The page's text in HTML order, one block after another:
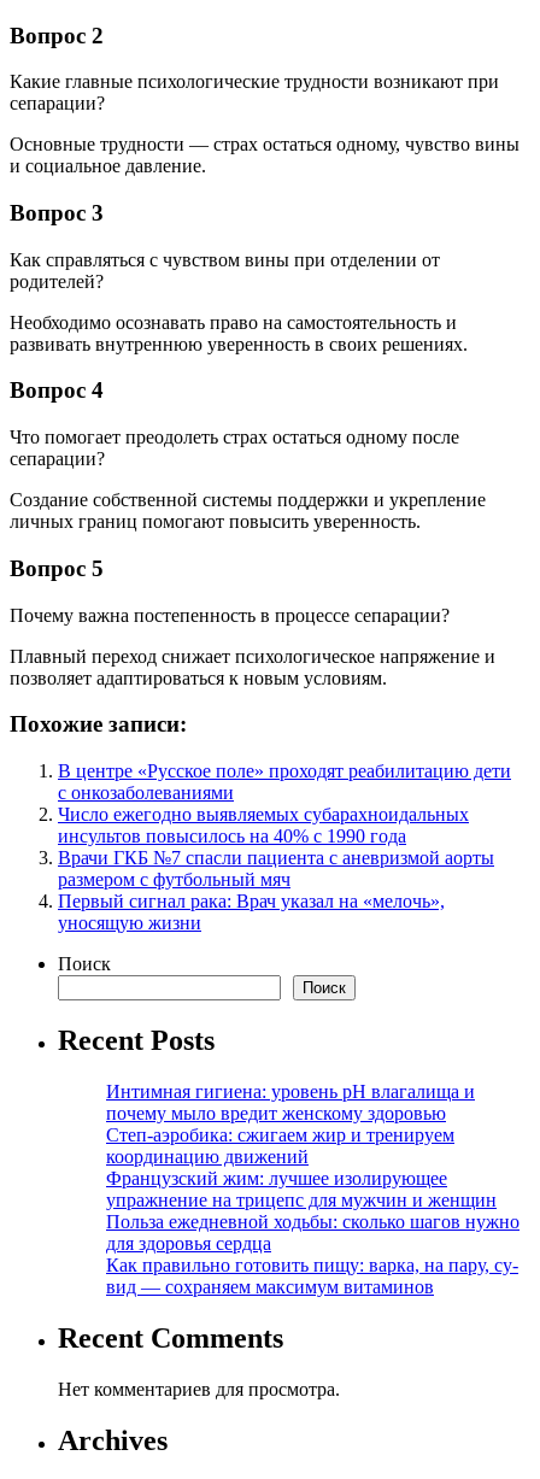
Вопрос 2
Какие главные психологические трудности возникают при
сепарации?
Основные трудности — страх остаться одному, чувство вины
и социальное давление.
Вопрос 3
Как справляться с чувством вины при отделении от
родителей?
Необходимо осознавать право на самостоятельность и
развивать внутреннюю уверенность в своих решениях.
Вопрос 4
Что помогает преодолеть страх остаться одному после
сепарации?
Создание собственной системы поддержки и укрепление
личных границ помогают повысить уверенность.
Вопрос 5
Почему важна постепенность в процессе сепарации?
Плавный переход снижает психологическое напряжение и
позволяет адаптироваться к новым условиям.
Похожие записи:
В центре «Русское поле» проходят реабилитацию дети
с онкозаболеваниями
Число ежегодно выявляемых субарахноидальных
инсультов повысилось на 40% с 1990 года
Врачи ГКБ №7 спасли пациента с аневризмой аорты
размером с футбольный мяч
Первый сигнал рака: Врач указал на «мелочь»,
уносящую жизни
Поиск
Поиск
Recent Posts
Интимная гигиена: уровень pH влагалища и
почему мыло вредит женскому здоровью
Степ-аэробика: сжигаем жир и тренируем
координацию движений
Французский жим: лучшее изолирующее
упражнение на трицепс для мужчин и женщин
Польза ежедневной ходьбы: сколько шагов нужно
для здоровья сердца
Как правильно готовить пищу: варка, на пару, су-
вид — сохраняем максимум витаминов
Recent Comments
Нет комментариев для просмотра.
Archives